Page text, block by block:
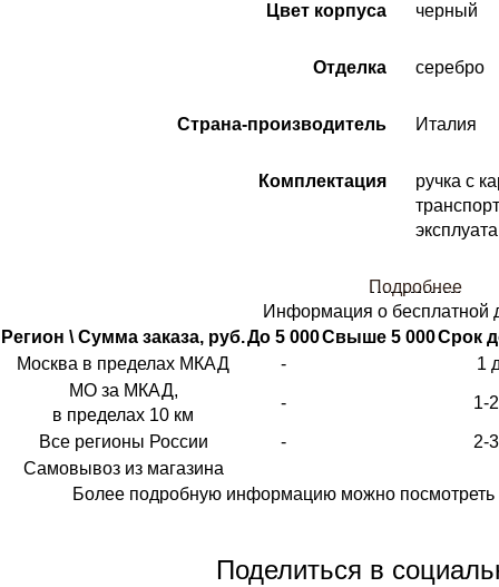
Цвет корпуса черный
Отделка серебро
Страна-производитель Италия
Комплектация
ручка с
Подробнее
Информация о бесплатной
Регион \ Сумма заказа, руб.До 5 000Свыше 5 000Срок
Москва в пределах МКАД
-
1
МО за МКАД,
в пределах 10 км
- 1-
Все регионы России -
2-
Самовывоз из магазина
Более подробную информацию можно посмотреть
Поделиться в